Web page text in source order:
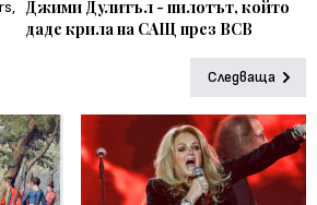
Джими Дулитъл - пилотът, който
даде крила на САЩ през ВСВ
Следваща